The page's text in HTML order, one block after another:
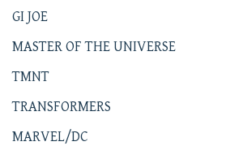
GI JOE
MASTER OF THE UNIVERSE
TMNT
TRANSFORMERS
MARVEL/DC